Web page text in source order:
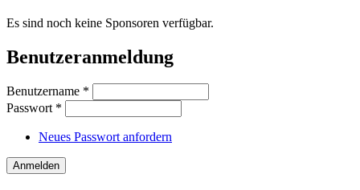
Es sind noch keine Sponsoren verfügbar.
Benutzeranmeldung
Benutzername *
Passwort *
Neues Passwort anfordern